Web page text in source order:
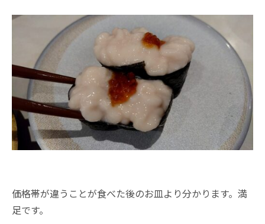
価格帯が違うことが食べた後のお皿より分かります。満
足です。